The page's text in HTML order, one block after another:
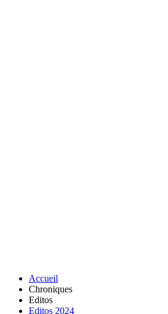
Accueil
Chroniques
Editos
Editos 2024